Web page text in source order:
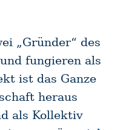
„Gründer“ des
fungieren als
ist das Ganze
heraus
als Kollektiv